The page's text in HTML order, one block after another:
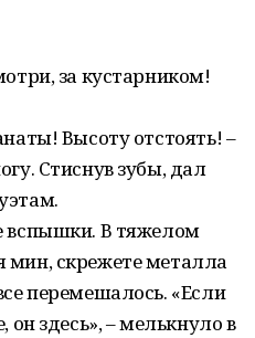
за кустарником!
Высоту отстоять! –
Стиснув зубы, дал
вспышки. В тяжелом
мин, скрежете металла
перемешалось. «Если
он здесь», – мелькнуло в